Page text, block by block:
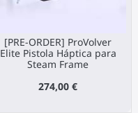
[PRE-ORDER] ProVolver
Elite Pistola Háptica para
Steam Frame
274,00 €